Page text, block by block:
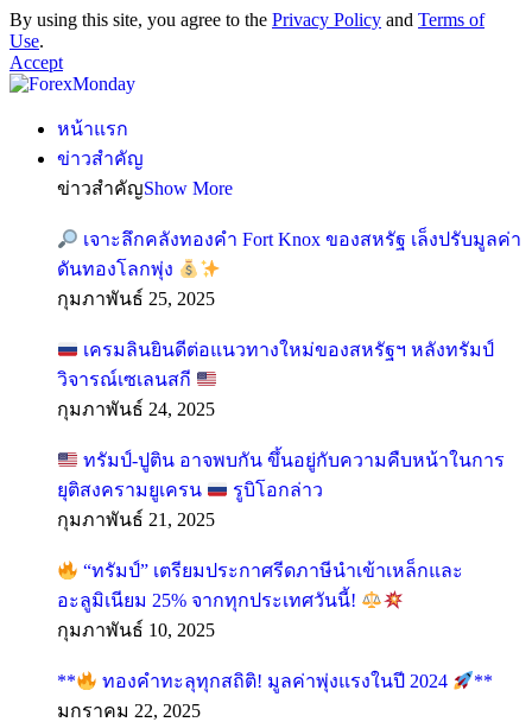
By using this site, you agree to the Privacy Policy and Terms of
Use.
Accept
หน้าแรก
ข่าวสำคัญ
ข่าวสำคัญShow More
เจาะลึกคลังทองคำ Fort Knox ของสหรัฐ เล็งปรับมูลค่า
ดันทองโลกพุ่ง
กุมภาพันธ์ 25, 2025
เครมลินยินดีต่อแนวทางใหม่ของสหรัฐฯ หลังทรัมป์
วิจารณ์เซเลนสกี
กุมภาพันธ์ 24, 2025
ทรัมป์-ปูติน อาจพบกัน ขึ้นอยู่กับความคืบหน้าในการ
ยุติสงครามยูเครน
รูบิโอกล่าว
กุมภาพันธ์ 21, 2025
“ทรัมป์” เตรียมประกาศรีดภาษีนำเข้าเหล็กและ
อะลูมิเนียม 25% จากทุกประเทศวันนี้!
กุมภาพันธ์ 10, 2025
** ทองคำทะลุทุกสถิติ! มูลค่าพุ่งแรงในปี 2024
**
มกราคม 22, 2025